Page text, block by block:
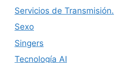
Servicios de Transmisión.
Sexo
Singers
Tecnología AI